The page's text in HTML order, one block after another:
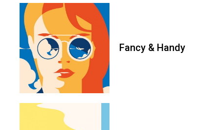
Fancy & Handy